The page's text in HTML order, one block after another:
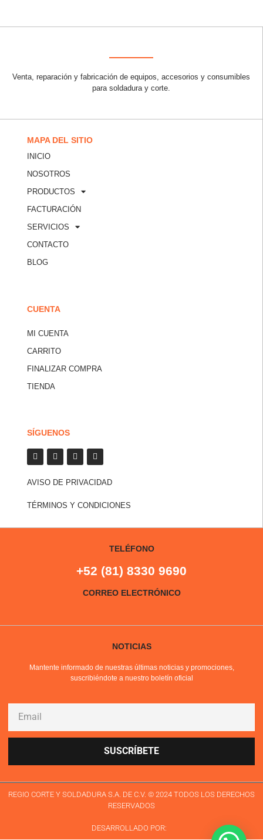
Venta, reparación y fabricación de equipos, accesorios y consumibles
para soldadura y corte.
MAPA DEL SITIO
INICIO
NOSOTROS
PRODUCTOS
FACTURACIÓN
SERVICIOS
CONTACTO
BLOG
CUENTA
MI CUENTA
CARRITO
FINALIZAR COMPRA
TIENDA
SÍGUENOS
AVISO DE PRIVACIDAD
TÉRMINOS Y CONDICIONES
TELÉFONO
+52 (81) 8330 9690
CORREO ELECTRÓNICO
NOTICIAS
Mantente informado de nuestras últimas noticias y promociones,
suscribiéndote a nuestro boletín oficial
SUSCRÍBETE
REGIO CORTE Y SOLDADURA S.A. DE C.V. © 2024 TODOS LOS DERECHOS
RESERVADOS
DESARROLLADO POR: